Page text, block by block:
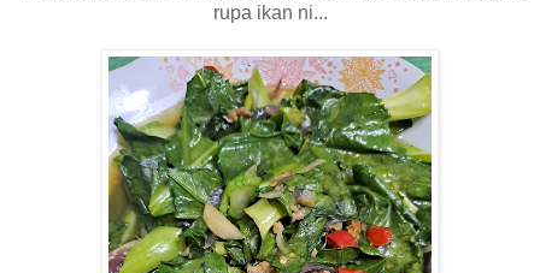
rupa ikan ni...